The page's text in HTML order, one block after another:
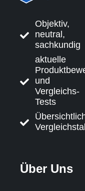
Objektiv,
neutral,
sachkundig
aktuelle
und
Vergleichs-
Tests
Über Uns